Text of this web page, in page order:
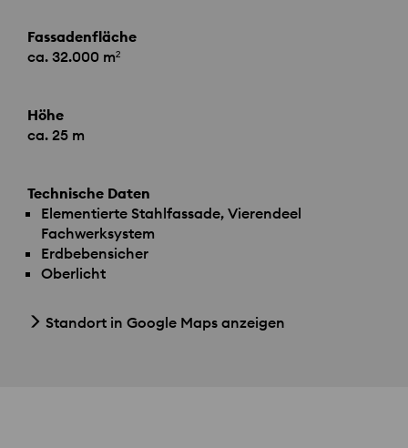
Fassadenfläche
ca. 32.000 m²
Höhe
ca. 25 m
Technische Daten
Elementierte Stahlfassade, Vierendeel
Fachwerksystem
Erdbebensicher
Oberlicht
Standort in Google Maps anzeigen